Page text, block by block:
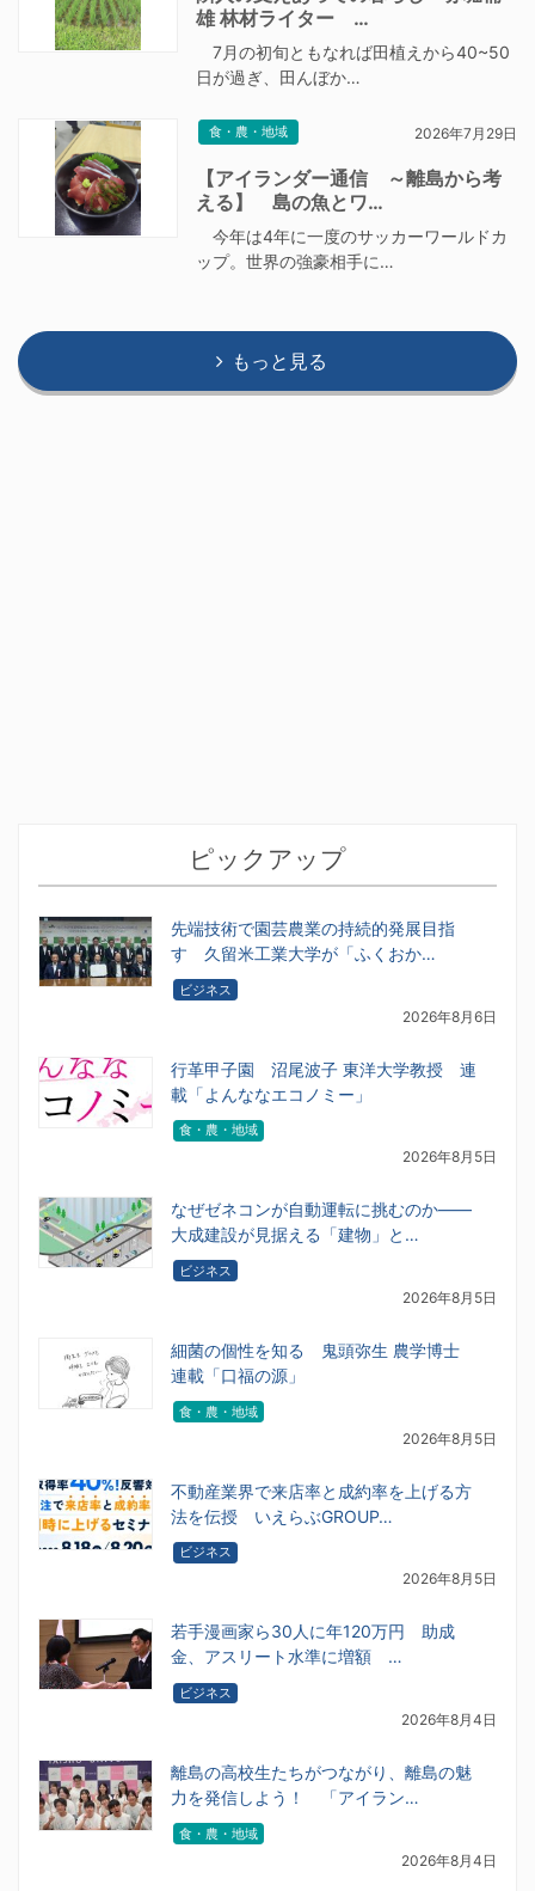
雄 林材ライター …
7月の初旬ともなれば田植えから40~50
日が過ぎ、田んぼか…
食・農・地域 2026年7月29日
【アイランダー通信 ～離島から考
える】 島の魚とワ…
今年は4年に一度のサッカーワールドカ
ップ。世界の強豪相手に…
もっと見る
ピックアップ
先端技術で園芸農業の持続的発展目指
す 久留米工業大学が「ふくおか…
ビジネス
2026年8月6日
行革甲子園 沼尾波子 東洋大学教授 連
載「よんななエコノミー」
食・農・地域
2026年8月5日
なぜゼネコンが自動運転に挑むのか――
大成建設が見据える「建物」と…
ビジネス
2026年8月5日
細菌の個性を知る 鬼頭弥生 農学博士
連載「口福の源」
食・農・地域
2026年8月5日
不動産業界で来店率と成約率を上げる方
法を伝授 いえらぶGROUP…
ビジネス
2026年8月5日
若手漫画家ら30人に年120万円 助成
金、アスリート水準に増額 …
ビジネス
2026年8月4日
離島の高校生たちがつながり、離島の魅
力を発信しよう！ 「アイラン…
食・農・地域
2026年8月4日